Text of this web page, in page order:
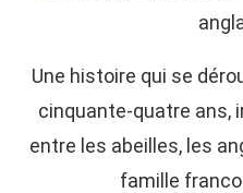
Une histoire qui se
cinquante-quatre ans,
entre les abeilles, les
famille